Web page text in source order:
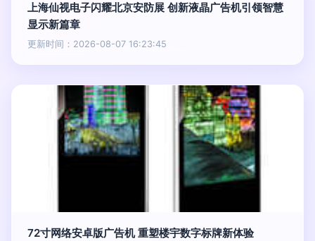
上海仙视电子闪耀北京安防展 创新液晶广告机引领智慧
显示新篇章
更新时间：2026-08-07 16:23:45
72寸网络安卓版广告机 重塑楼宇数字标牌新体验